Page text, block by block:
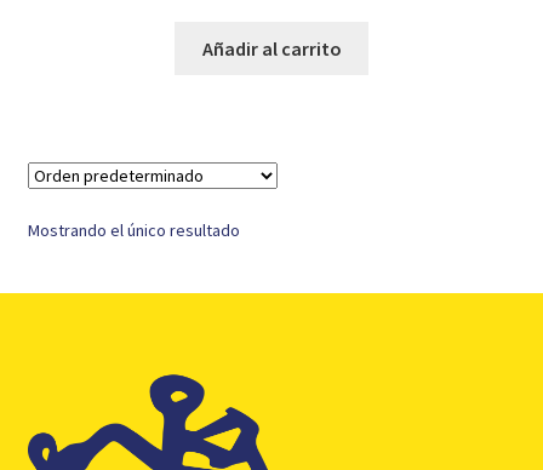
originalactual
Añadir al carrito
Mostrando el único resultado